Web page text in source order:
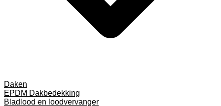
Daken
EPDM Dakbedekking
Bladlood en loodvervanger